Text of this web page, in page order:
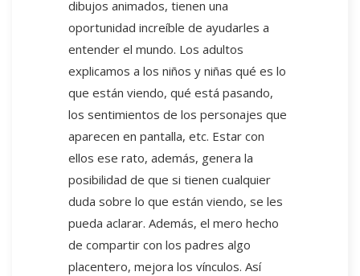
dibujos animados, tienen una
oportunidad increíble de ayudarles a
entender el mundo. Los adultos
explicamos a los niños y niñas qué es lo
que están viendo, qué está pasando,
los sentimientos de los personajes que
aparecen en pantalla, etc. Estar con
ellos ese rato, además, genera la
posibilidad de que si tienen cualquier
duda sobre lo que están viendo, se les
pueda aclarar. Además, el mero hecho
de compartir con los padres algo
placentero, mejora los vínculos. Así